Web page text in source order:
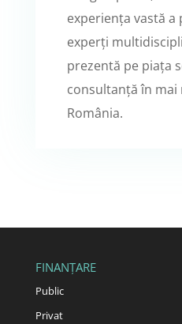
experiența vastă a
experți
prezentă pe piața
consultanță în
România.
FINANȚARE
Public
Privat